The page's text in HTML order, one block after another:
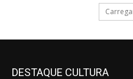
DESTAQUE CULTURA